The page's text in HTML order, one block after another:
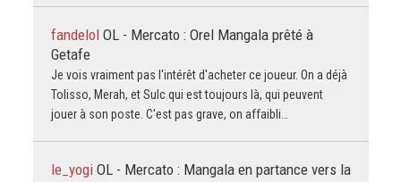
fandelol OL - Mercato : Orel Mangala prêté à
Getafe
Je vois vraiment pas l'intérêt d'acheter ce joueur. On a déjà
Tolisso, Merah, et Sulc qui est toujours là, qui peuvent
jouer à son poste. C'est pas grave, on affaibli…
le_yogi OL - Mercato : Mangala en partance vers la